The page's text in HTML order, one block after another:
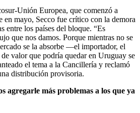
Unión Europea, que comenzó a
en mayo, Secco fue crítico con la demora
entre los países del bloque. “Es
que nos damos. Porque mientras no se
se la absorbe —el importador, el
valor que podría quedar en Uruguay se
el tema a la Cancillería y reclamó
distribución provisoria.
agregarle más problemas a los que ya